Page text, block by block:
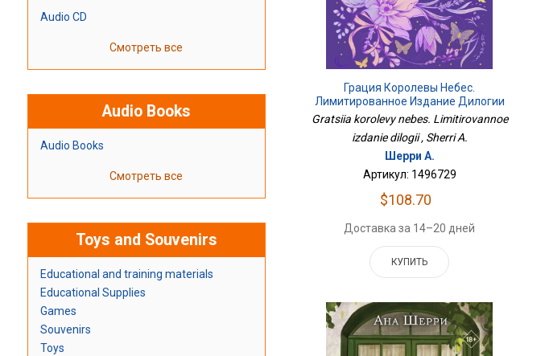
Audio CD
Смотреть все
Audio Books
Audio Books
Смотреть все
Toys and Souvenirs
Educational and training materials
Educational Supplies
Games
Souvenirs
Toys
Грация Королевы Небес.
Лимитированное Издание Дилогии
Gratsiia korolevy nebes. Limitirovannoe
izdanie dilogii , Sherri A.
Шерри А.
Артикул: 1496729
$108.70
Доставка за 14–20 дней
КУПИТЬ